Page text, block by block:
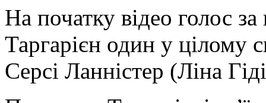
На початку відео голос
Таргарієн один у цілому
Серсі Ланністер (Ліна